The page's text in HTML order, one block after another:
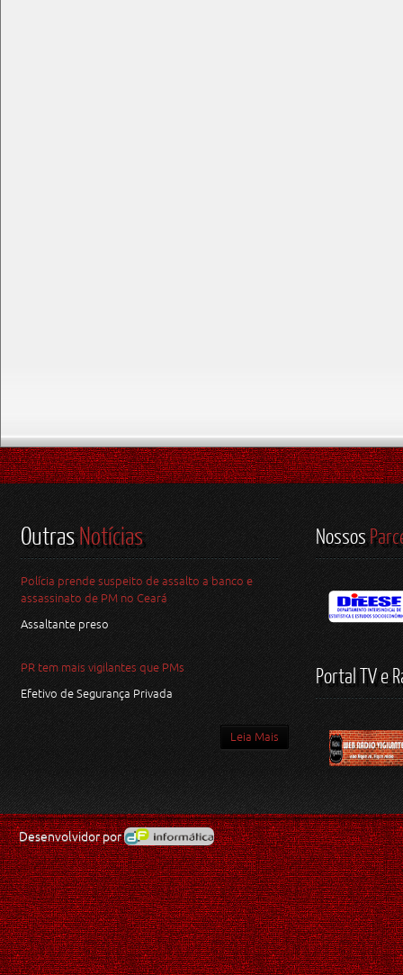
OutrasNotícias
Polícia prende suspeito de assalto a banco e
assassinato de PM no Ceará
Assaltante preso
PR tem mais vigilantes que PMs
Efetivo de Segurança Privada
Leia Mais
Nossos
Portal TV e
Desenvolvidor por